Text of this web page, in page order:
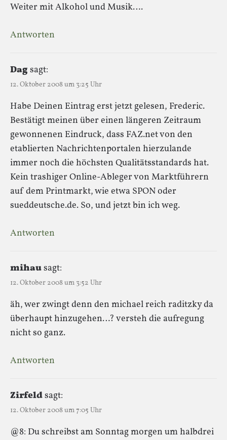
Weiter mit Alkohol und Musik….
Antworten
Dagsagt:
12. Oktober 2008 um 3:25 Uhr
Habe Deinen Eintrag erst jetzt gelesen, Frederic.
Bestätigt meinen über einen längeren Zeitraum
gewonnenen Eindruck, dass FAZ.net von den
etablierten Nachrichtenportalen hierzulande
immer noch die höchsten Qualitätsstandards hat.
Kein trashiger Online-Ableger von Marktführern
auf dem Printmarkt, wie etwa SPON oder
sueddeutsche.de. So, und jetzt bin ich weg.
Antworten
mihausagt:
12. Oktober 2008 um 3:52 Uhr
äh, wer zwingt denn den michael reich raditzky da
überhaupt hinzugehen…? versteh die aufregung
nicht so ganz.
Antworten
Zirfeldsagt:
12. Oktober 2008 um 7:05 Uhr
@8: Du schreibst am Sonntag morgen um halbdrei